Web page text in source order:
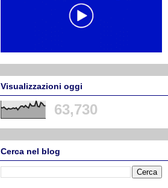
Visualizzazioni oggi
63,730
Cerca nel blog